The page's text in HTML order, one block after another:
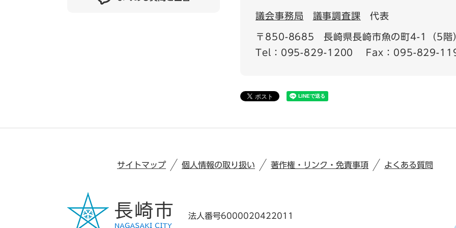
議会事務局 議事調査課 代表
〒850-8685
長崎県長崎市魚の町4-1（5階
Tel：095-829-1200
Fax：095-829-
サイトマップ 個人情報の取り扱い 著作権・リンク・免責事項 よくある質問
法人番号6000020422011